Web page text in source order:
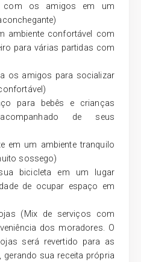
com os amigos em um
ambiente confortável com
para várias partidas com
os amigos para socializar
para bebês e crianças
de seus
em um ambiente tranquilo
sossego)
bicicleta em um lugar
de ocupar espaço em
(Mix de serviços com
dos moradores. O
será revertido para as
sua receita própria